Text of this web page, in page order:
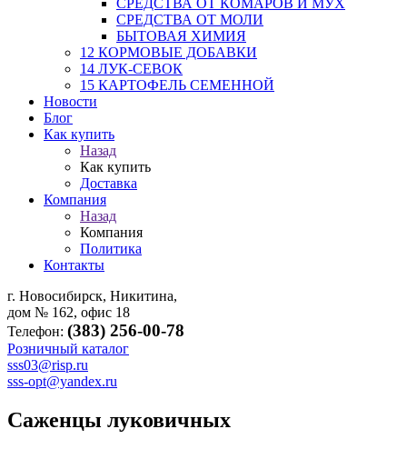
СРЕДСТВА ОТ КОМАРОВ И МУХ
СРЕДСТВА ОТ МОЛИ
БЫТОВАЯ ХИМИЯ
12 КОРМОВЫЕ ДОБАВКИ
14 ЛУК-СЕВОК
15 КАРТОФЕЛЬ СЕМЕННОЙ
Новости
Блог
Как купить
Назад
Как купить
Доставка
Компания
Назад
Компания
Политика
Контакты
г. Новосибирск, Никитина,
дом № 162, офис 18
Телефон: (383) 256-00-78
Розничный каталог
sss03@risp.ru
sss-opt@yandex.ru
Саженцы луковичных